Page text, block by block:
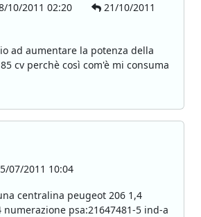
10/2011 02:20
21/10/2011
ad aumentare la potenza della
cv perchè così com'è mi consuma
07/2011 10:04
centralina peugeot 206 1,4
psa:21647481-5 ind-a